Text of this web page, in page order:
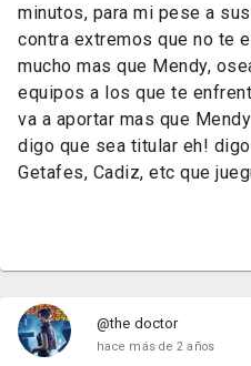
minutos, para mi pese a
contra extremos que no te
mucho mas que Mendy,
equipos a los que te
va a aportar mas que
digo que sea titular eh!
Getafes, Cadiz, etc que
@the doctor
hace más de 2 años